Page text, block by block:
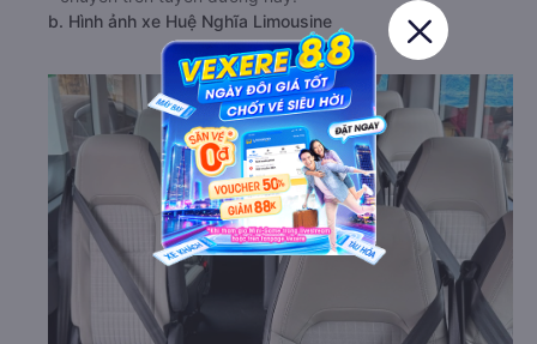
b. Hình ảnh xe Huệ Nghĩa Limousine